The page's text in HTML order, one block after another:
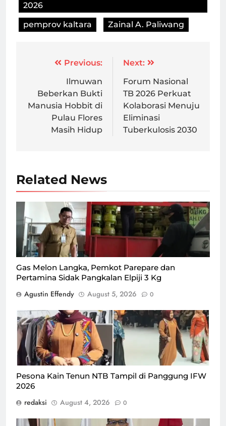
2026
pemprov kaltara
Zainal A. Paliwang
navigation
Previous:
Ilmuwan
Beberkan Bukti
Manusia Hobbit di
Pulau Flores
Masih Hidup
Next:
Forum Nasional
TB 2026 Perkuat
Kolaborasi Menuju
Eliminasi
Tuberkulosis 2030
Related News
Gas Melon Langka, Pemkot Parepare dan
Pertamina Sidak Pangkalan Elpiji 3 Kg
Agustin Effendy August 5, 2026 0
Kain tenun NTB (Nusa Tenggara Barat) tampil sebagai
salah satu daya tarik dalam BTN Indonesia Fashion
Week (IFW) 2026/Foto : Dok. Tangkapan Layar Instagram
@humas_ntb
Pesona Kain Tenun NTB Tampil di Panggung IFW
2026
redaksi August 4, 2026 0